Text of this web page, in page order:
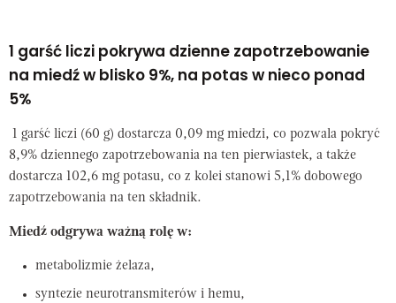
1 garść liczi pokrywa dzienne zapotrzebowanie
na miedź w blisko 9%, na potas w nieco ponad
5%
1 garść liczi (60 g) dostarcza 0,09 mg miedzi, co pozwala pokryć
8,9% dziennego zapotrzebowania na ten pierwiastek, a także
dostarcza 102,6 mg potasu, co z kolei stanowi 5,1% dobowego
zapotrzebowania na ten składnik.
Miedź odgrywa ważną rolę w:
metabolizmie żelaza,
syntezie neurotransmiterów i hemu,